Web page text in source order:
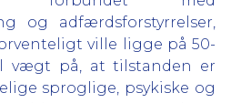
og adfærdsforstyrrelser,
ville ligge på 50-
vægt på, at tilstanden er
sproglige, psykiske og